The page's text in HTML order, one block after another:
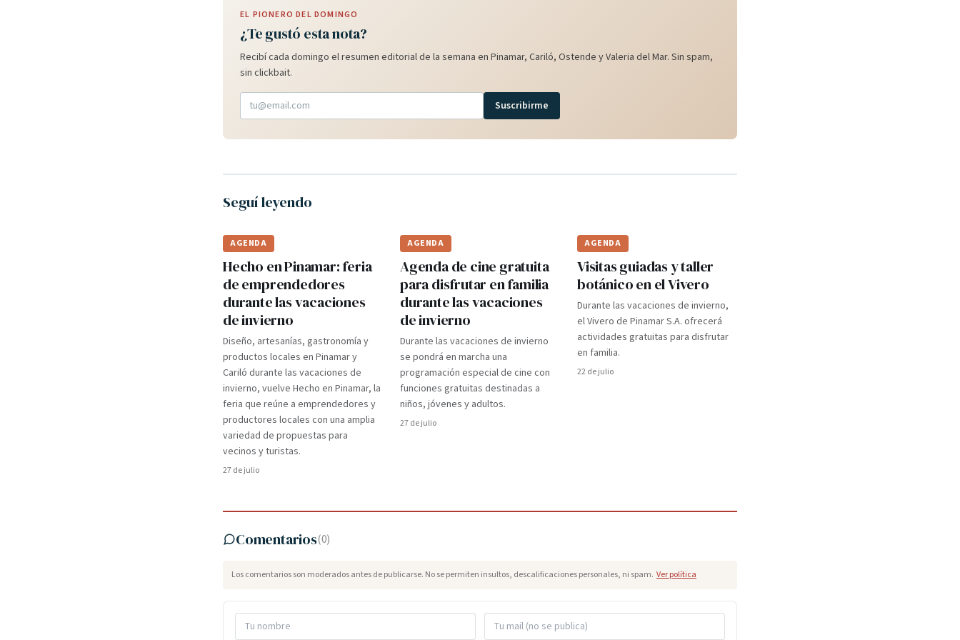
EL PIONERO DEL DOMINGO
¿Te gustó esta nota?
Recibí cada domingo el resumen editorial de la semana en Pinamar, Cariló, Ostende y Valeria del Mar. Sin spam,
sin clickbait.
Suscribirme
Seguí leyendo
AGENDA
Hecho en Pinamar: feria
de emprendedores
durante las vacaciones
de invierno
Diseño, artesanías, gastronomía y
productos locales en Pinamar y
Cariló durante las vacaciones de
invierno, vuelve Hecho en Pinamar, la
feria que reúne a emprendedores y
productores locales con una amplia
variedad de propuestas para
vecinos y turistas.
27 de julio
AGENDA
Agenda de cine gratuita
para disfrutar en familia
durante las vacaciones
de invierno
Durante las vacaciones de invierno
se pondrá en marcha una
programación especial de cine con
funciones gratuitas destinadas a
niños, jóvenes y adultos.
27 de julio
AGENDA
Visitas guiadas y taller
botánico en el Vivero
Durante las vacaciones de invierno,
el Vivero de Pinamar S.A. ofrecerá
actividades gratuitas para disfrutar
en familia.
22 de julio
Comentarios(0)
Los comentarios son moderados antes de publicarse. No se permiten insultos, descalificaciones personales, ni spam. Ver política